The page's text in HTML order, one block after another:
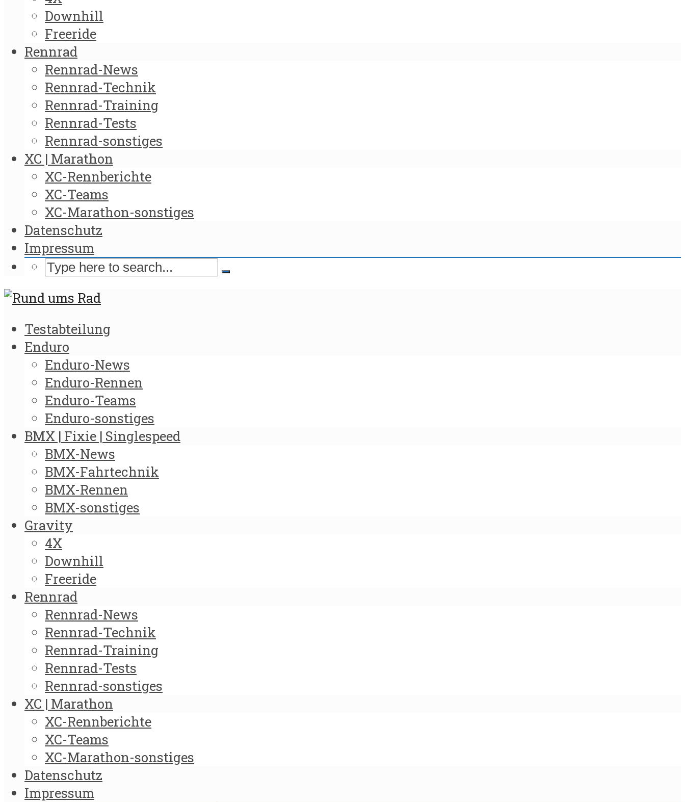
Downhill
Freeride
Rennrad
Rennrad-News
Rennrad-Technik
Rennrad-Training
Rennrad-Tests
Rennrad-sonstiges
XC | Marathon
XC-Rennberichte
XC-Teams
XC-Marathon-sonstiges
Datenschutz
Impressum
Testabteilung
Enduro
Enduro-News
Enduro-Rennen
Enduro-Teams
Enduro-sonstiges
BMX | Fixie | Singlespeed
BMX-News
BMX-Fahrtechnik
BMX-Rennen
BMX-sonstiges
Gravity
4X
Downhill
Freeride
Rennrad
Rennrad-News
Rennrad-Technik
Rennrad-Training
Rennrad-Tests
Rennrad-sonstiges
XC | Marathon
XC-Rennberichte
XC-Teams
XC-Marathon-sonstiges
Datenschutz
Impressum